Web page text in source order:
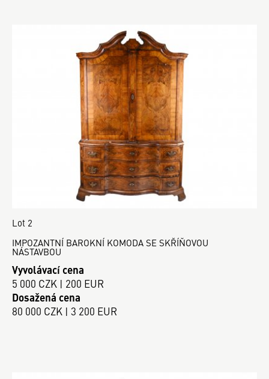
Lot 2
IMPOZANTNÍ BAROKNÍ KOMODA SE SKŘÍŇOVOU
NÁSTAVBOU
Vyvolávací cena
5 000 CZK | 200 EUR
Dosažená cena
80 000 CZK | 3 200 EUR